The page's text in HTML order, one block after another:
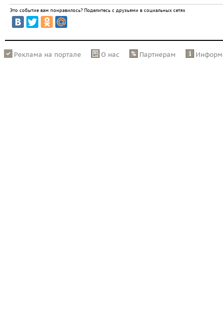
Это событие вам понравилось? Поделитесь с друзьями в социальных сетях
Реклама на портале О нас Партнерам